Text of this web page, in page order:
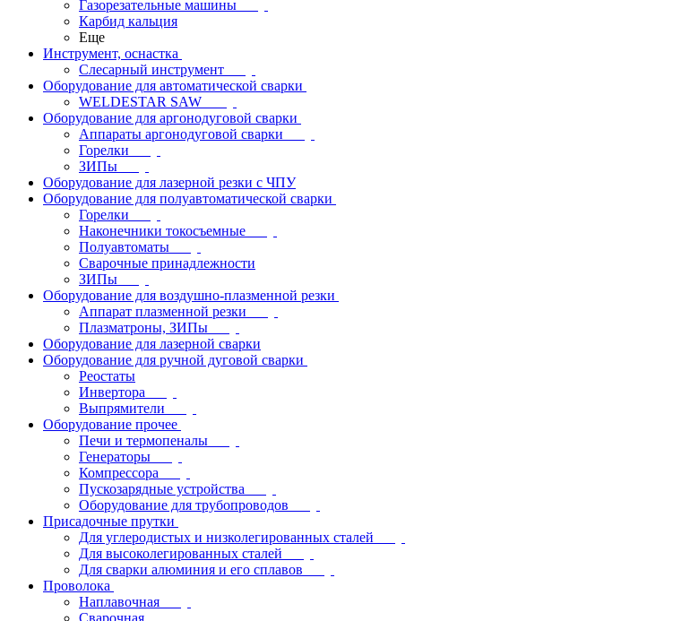
Газорезательные машины
Карбид кальция
Еще
Инструмент, оснастка
Слесарный инструмент
Оборудование для автоматической сварки
WELDESTAR SAW
Оборудование для аргонодуговой сварки
Аппараты аргонодуговой сварки
Горелки
ЗИПы
Оборудование для лазерной резки с ЧПУ
Оборудование для полуавтоматической сварки
Горелки
Наконечники токосъемные
Полуавтоматы
Сварочные принадлежности
ЗИПы
Оборудование для воздушно-плазменной резки
Аппарат плазменной резки
Плазматроны, ЗИПы
Оборудование для лазерной сварки
Оборудование для ручной дуговой сварки
Реостаты
Инвертора
Выпрямители
Оборудование прочее
Печи и термопеналы
Генераторы
Компрессора
Пускозарядные устройства
Оборудование для трубопроводов
Присадочные прутки
Для углеродистых и низколегированных сталей
Для высоколегированных сталей
Для сварки алюминия и его сплавов
Проволока
Наплавочная
Сварочная